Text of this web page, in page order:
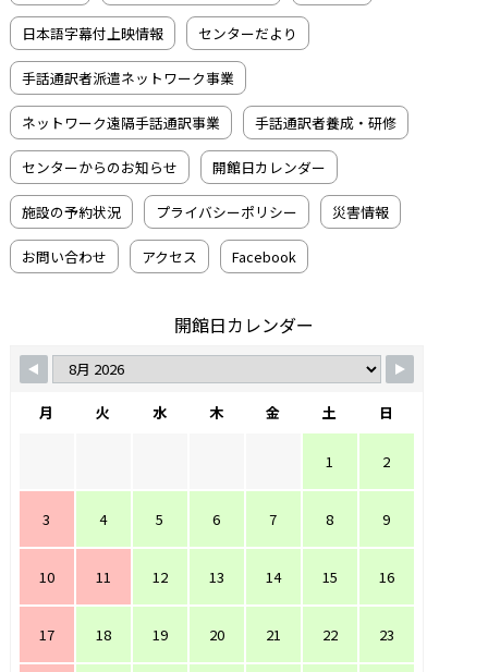
日本語字幕付上映情報 センターだより
手話通訳者派遣ネットワーク事業
ネットワーク遠隔手話通訳事業 手話通訳者養成・研修
センターからのお知らせ 開館日カレンダー
施設の予約状況 プライバシーポリシー 災害情報
お問い合わせ アクセス Facebook
開館日カレンダー
月 火 水 木 金 土 日
1 2
3 4 5 6 7 8 9
10 11 12 13 14 15 16
17 18 19 20 21 22 23